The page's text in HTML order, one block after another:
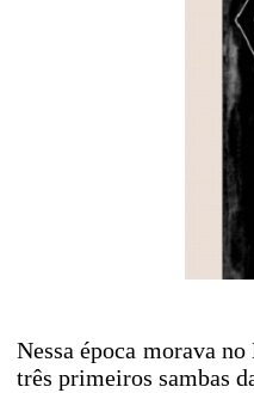
Nessa época morava
três primeiros sambas